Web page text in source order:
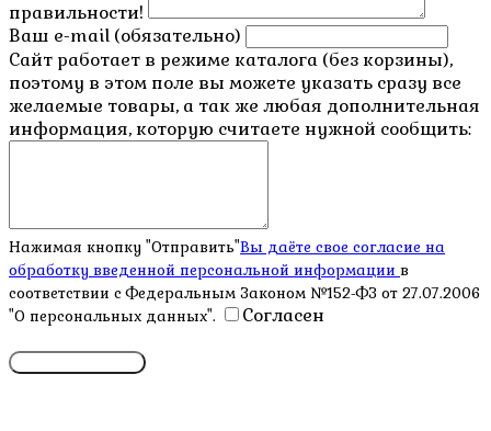
правильности!
Ваш e-mail (обязательно)
Сайт работает в режиме каталога (без корзины),
поэтому в этом поле вы можете указать сразу все
желаемые товары, а так же любая дополнительная
информация, которую считаете нужной сообщить:
Нажимая кнопку "Отправить"Вы даёте свое согласие на
обработку введенной персональной информации в
соответствии с Федеральным Законом №152-ФЗ от 27.07.2006
"О персональных данных".
Согласен